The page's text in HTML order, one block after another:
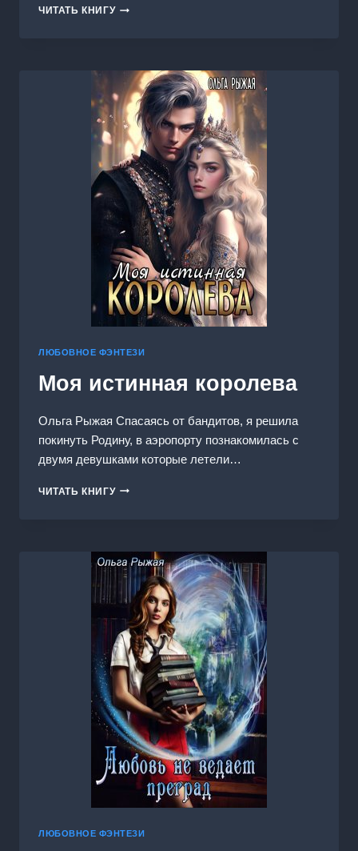
ЧИТАТЬ КНИГУВЕДЬМА
ЛЮБОВНОЕ ФЭНТЕЗИ
Моя истинная королева
Ольга Рыжая Спасаясь от бандитов, я решила
покинуть Родину, в аэропорту познакомилась с
двумя девушками которые летели…
ЧИТАТЬ КНИГУМОЯ
ЛЮБОВНОЕ ФЭНТЕЗИ